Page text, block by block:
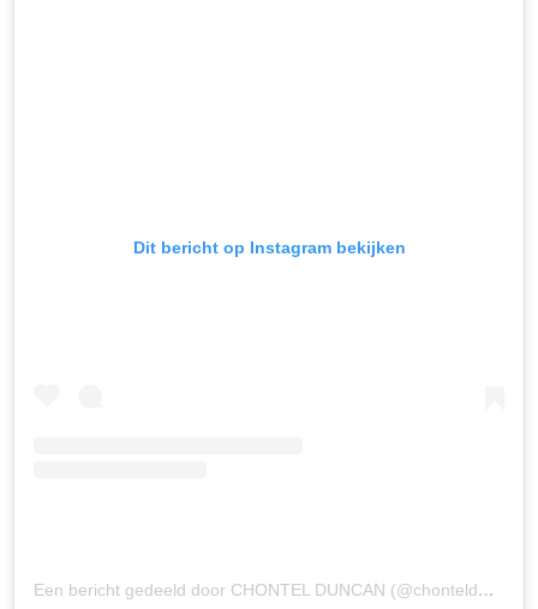
Dit bericht op Instagram bekijken
Een bericht gedeeld door CHONTEL DUNCAN (@chontelduncan)